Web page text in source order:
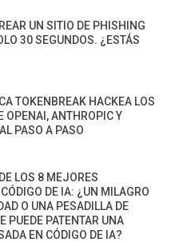
UN SITIO DE PHISHING
30 SEGUNDOS. ¿ESTÁS
TOKENBREAK HACKEA LOS
OPENAI, ANTHROPIC Y
PASO A PASO
LOS 8 MEJORES
DE IA: ¿UN MILAGRO
O UNA PESADILLA DE
PUEDE PATENTAR UNA
EN CÓDIGO DE IA?